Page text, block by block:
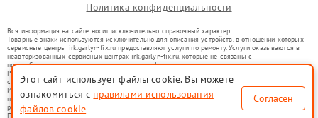
Политика конфиденциальности
Вся информация на сайте носит исключительно справочный характер.
Товарные знаки используются исключительно для описания устройств, в отношении которых
сервисные центры irk.garlyn-fix.ru предоставляют услуги по ремонту. Услуги оказываются в
неавторизованных сервисных центрах irk.garlyn-fix.ru, которые не связаны с
правообладателями товарных знаков или их официальными представителями.
Ремонт осуществляется для устройств, уже введенных в гражданский оборот в соответствии
со статьей 1487 ГК РФ.
Использование товарных знаков не преследует цели индивидуализации услуг или введения
потребителей в заблуждение, а служит для информирования о предоставляемых услугах по
ремонту техники указанных брендов.
Представленная на сайте информация не является публичной офертой, определяемой
Этот сайт использует файлы cookie. Вы можете
ознакомиться с правилами использования
файлов cookie
Согласен